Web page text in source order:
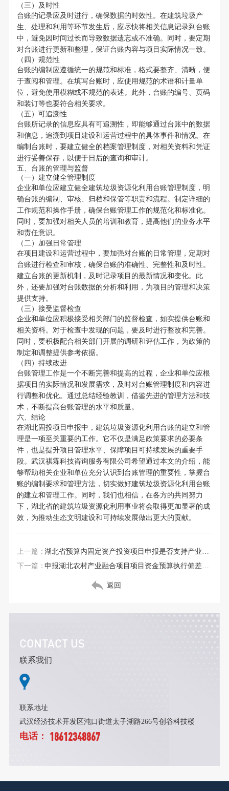
（三）及时性
台账的记录应及时进行，确保数据的时效性。在建筑垃圾产
生、处理和利用等环节发生后，应尽快将相关信息记录到台账
中，避免因时间过长而导致数据遗忘或不准确。同时，要定期
对台账进行更新和整理，保证台账内容与项目实际情况一致。
（四）规范性
台账的编制应遵循统一的规范和标准，格式要整齐、清晰，便
于查阅和管理。在填写台账时，应使用规范的术语和计量单
位，避免使用模糊或不规范的表述。此外，台账的编号、页码
和装订等也要符合相关要求。
（五）可追溯性
台账所记录的信息应具有可追溯性，即能够通过台账中的数据
和信息，追溯到项目建设和运营过程中的具体事件和情况。在
编制台账时，要建立健全的档案管理制度，对相关资料和凭证
进行妥善保存，以便于日后的查询和审计。
五、台账的管理与监督
（一）建立健全管理制度
企业和单位应建立健全建筑垃圾资源化利用台账管理制度，明
确台账的编制、审核、归档和保管等职责和流程。制定详细的
工作规范和操作手册，确保台账管理工作的规范化和标准化。
同时，要加强对相关人员的培训和教育，提高他们的业务水平
和责任意识。
（二）加强日常管理
在项目建设和运营过程中，要加强对台账的日常管理，定期对
台账进行检查和审核，确保台账的准确性、完整性和及时性。
建立台账的更新机制，及时记录项目的最新情况和变化。此
外，还要加强对台账数据的分析和利用，为项目的管理和决策
提供支持。
（三）接受监督检查
企业和单位应积极接受相关部门的监督检查，如实提供台账和
相关资料。对于检查中发现的问题，要及时进行整改和完善。
同时，要积极配合相关部门开展的调研和评估工作，为政策的
制定和调整提供参考依据。
（四）持续改进
台账管理工作是一个不断完善和提高的过程，企业和单位应根
据项目的实际情况和发展需求，及时对台账管理制度和内容进
行调整和优化。通过总结经验教训，借鉴先进的管理方法和技
术，不断提高台账管理的水平和质量。
六、结论
在湖北固投项目申报中，建筑垃圾资源化利用台账的建立和管
理是一项至关重要的工作。它不仅是满足政策要求的必要条
件，也是提升项目管理水平、保障项目可持续发展的重要手
段。武汉祺霖科技咨询服务有限公司希望通过本文的介绍，能
够帮助相关企业和单位充分认识到台账管理的重要性，掌握台
账的编制要求和管理方法，切实做好建筑垃圾资源化利用台账
的建立和管理工作。同时，我们也相信，在各方的共同努力
下，湖北省的建筑垃圾资源化利用事业将会取得更加显著的成
效，为推动生态文明建设和可持续发展做出更大的贡献。
上一篇：
湖北省预算内固定资产投资项目申报是否支持产业延链
下一篇：
申报湖北农村产业融合项目项目资金预算执行偏差控制
返回
CONTACT US
联系我们
联系地址
武汉经济技术开发区沌口街道太子湖路266号创谷科技楼
电话： 18612348867